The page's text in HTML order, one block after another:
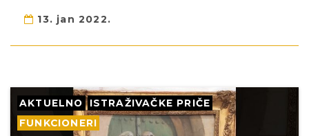
13. jan 2022.
AKTUELNO
ISTRAŽIVAČKE PRIČE
FUNKCIONERI